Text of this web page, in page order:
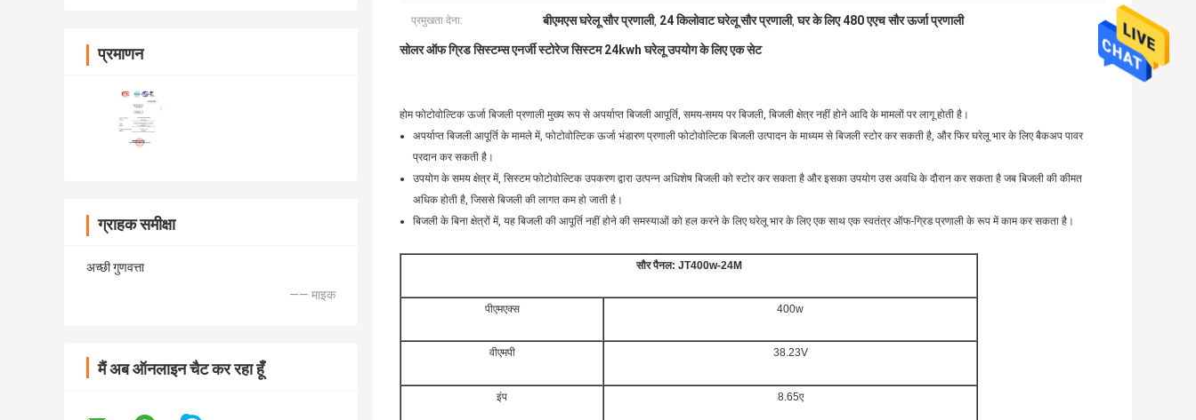
प्रमाणन
ग्राहक समीक्षा
अच्छी गुणवत्ता
—— माइक
मैं अब ऑनलाइन चैट कर रहा हूँ
प्रमुखता देना: बीएमएस घरेलू सौर प्रणाली, 24 किलोवाट घरेलू सौर प्रणाली,घर के लिए 480 एएच सौर ऊर्जा प्रणाली
सोलर ऑफ ग्रिड सिस्टम्स एनर्जी स्टोरेज सिस्टम 24kwh घरेलू उपयोग के लिए एक सेट
होम फोटोवोल्टिक ऊर्जा बिजली प्रणाली मुख्य रूप से अपर्याप्त बिजली आपूर्ति, समय-समय पर बिजली, बिजली क्षेत्र नहीं होने आदि के मामलों पर लागू होती है।
अपर्याप्त बिजली आपूर्ति के मामले में, फोटोवोल्टिक ऊर्जा भंडारण प्रणाली फोटोवोल्टिक बिजली उत्पादन के माध्यम से बिजली स्टोर कर सकती है, और फिर घरेलू भार के लिए बैकअप पावर
प्रदान कर सकती है।
उपयोग के समय क्षेत्र में, सिस्टम फोटोवोल्टिक उपकरण द्वारा उत्पन्न अधिशेष बिजली को स्टोर कर सकता है और इसका उपयोग उस अवधि के दौरान कर सकता है जब बिजली की कीमत
अधिक होती है, जिससे बिजली की लागत कम हो जाती है।
बिजली के बिना क्षेत्रों में, यह बिजली की आपूर्ति नहीं होने की समस्याओं को हल करने के लिए घरेलू भार के लिए एक साथ एक स्वतंत्र ऑफ-ग्रिड प्रणाली के रूप में काम कर सकता है।
सौर पैनल: JT400w-24M
पीएमएक्स 400w
वीएमपी 38.23V
इंप 8.65ए